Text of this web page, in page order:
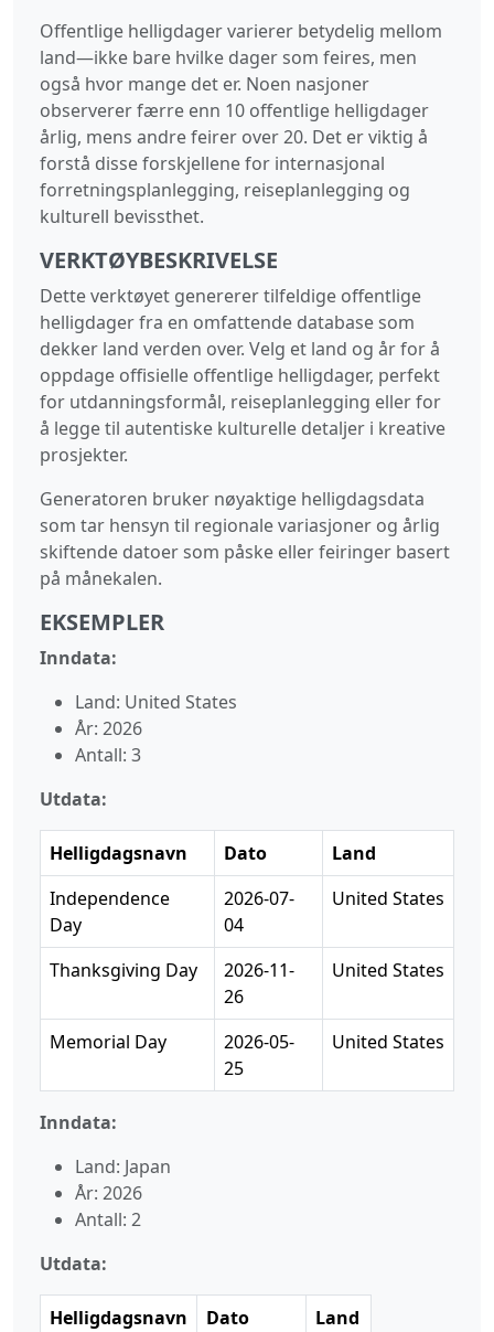
Offentlige helligdager varierer betydelig mellom
land—ikke bare hvilke dager som feires, men
også hvor mange det er. Noen nasjoner
observerer færre enn 10 offentlige helligdager
årlig, mens andre feirer over 20. Det er viktig å
forstå disse forskjellene for internasjonal
forretningsplanlegging, reiseplanlegging og
kulturell bevissthet.
VERKTØYBESKRIVELSE
Dette verktøyet genererer tilfeldige offentlige
helligdager fra en omfattende database som
dekker land verden over. Velg et land og år for å
oppdage offisielle offentlige helligdager, perfekt
for utdanningsformål, reiseplanlegging eller for
å legge til autentiske kulturelle detaljer i kreative
prosjekter.
Generatoren bruker nøyaktige helligdagsdata
som tar hensyn til regionale variasjoner og årlig
skiftende datoer som påske eller feiringer basert
på månekalen.
EKSEMPLER
Inndata:
Land: United States
År: 2026
Antall: 3
Utdata:
Helligdagsnavn Dato
Land
Independence
Day
2026-07-
04
United States
Thanksgiving Day
2026-11-
26
United States
Memorial Day
2026-05-
25
United States
Inndata:
Land: Japan
År: 2026
Antall: 2
Utdata:
Helligdagsnavn Dato Land